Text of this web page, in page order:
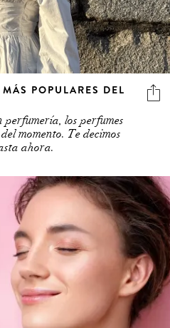
POPULARES DEL
perfumería, los perfumes
momento. Te decimos
ahora.